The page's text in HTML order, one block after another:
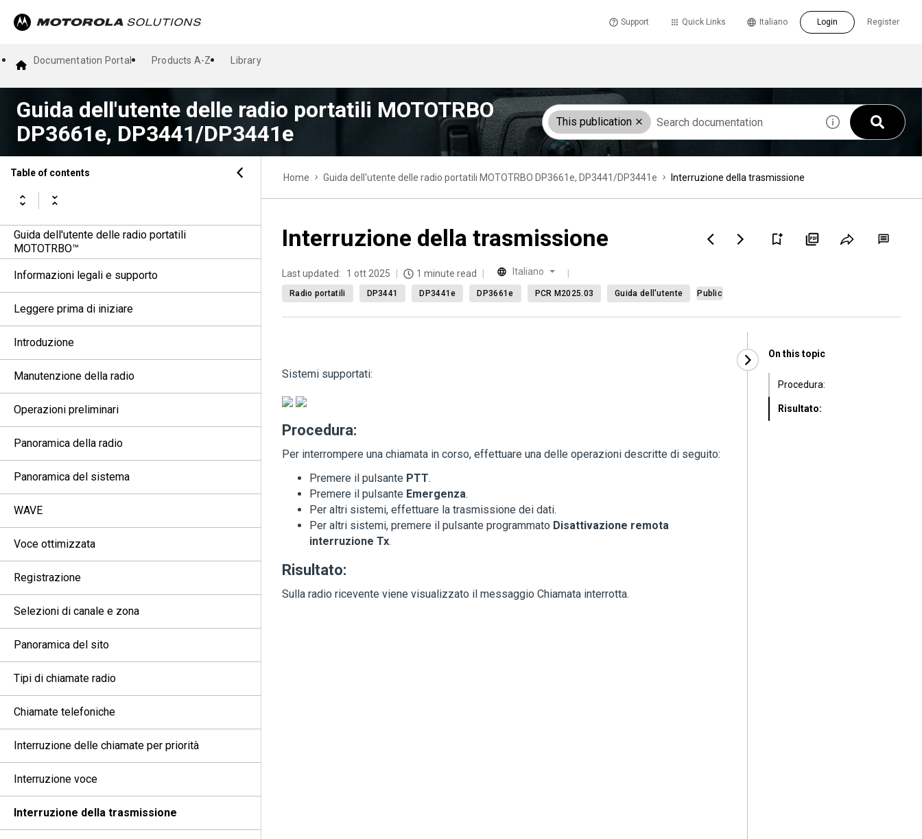
Support Quick Links Register
Italiano Login
Documentation Portal Products A-Z Library
Guida dell'utente delle radio portatili MOTOTRBO
DP3661e, DP3441/DP3441e
This publication
Table of contents
Guida dell'utente delle radio portatili
MOTOTRBO™
Informazioni legali e supporto
Leggere prima di iniziare
Introduzione
Manutenzione della radio
Operazioni preliminari
Panoramica della radio
Panoramica del sistema
WAVE
Voce ottimizzata
Registrazione
Selezioni di canale e zona
Panoramica del sito
Tipi di chiamate radio
Chiamate telefoniche
Interruzione delle chiamate per priorità
Interruzione voce
Interruzione della trasmissione
Home Guida dell'utente delle radio portatili MOTOTRBO DP3661e, DP3441/DP3441e Interruzione della trasmissione
Interruzione della trasmissione
Last updated: 1 ott 2025 1 minute read Italiano
Radio portatili DP3441 DP3441e DP3661e PCR M2025.03 Guida dell'utente Public
Sistemi supportati:
Procedura:
Per interrompere una chiamata in corso, effettuare una delle operazioni descritte di seguito:
Premere il pulsante PTT.
Premere il pulsante Emergenza.
Per altri sistemi, effettuare la trasmissione dei dati.
Per altri sistemi, premere il pulsante programmato Disattivazione remota
interruzione Tx.
Risultato:
Sulla radio ricevente viene visualizzato il messaggio Chiamata interrotta.
On this topic
Procedura:
Risultato: